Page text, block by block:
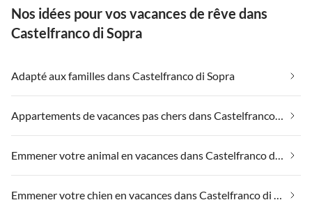
Nos idées pour vos vacances de rêve dans
Castelfranco di Sopra
Adapté aux familles dans Castelfranco di Sopra
Appartements de vacances pas chers dans Castelfranco di Sopra
Emmener votre animal en vacances dans Castelfranco di Sopra
Emmener votre chien en vacances dans Castelfranco di Sopra